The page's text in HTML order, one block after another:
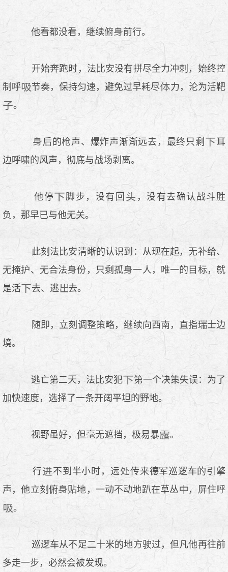
他看都没看，继续俯 前行。
开始奔跑时，法比安没有拼尽全力冲刺，始终控
制呼
节奏，保持匀速，避免过早耗尽
力，沦为活靶
。
后的枪声、爆炸声渐渐远去，最终只剩
耳
边呼啸的风声，彻底与战场剥离。
他停 脚步，没有回
，没有去确认战斗胜
负，那早已与他无关。
此刻法比安清晰的认识到：从现在起，无补给、
无掩护、无合法
份，只剩孤
一人，唯一的目标，就
是活
去、逃 去。
随即，立刻调整策略，继续向西南，直指瑞士边
境。
逃亡第二天，法比安犯
第一个决策失误：为了
加快速度，选择了一条开阔平坦的野地。
视野虽好，但毫无遮挡，极易暴 。
行 不到半小时，远
传来德军巡逻车的引擎
声，他立刻俯
贴地，一动不动地趴在草丛
，屏住呼
。
巡逻车从不足二十米的地方驶过，但凡他再往前
多走一步，必然会被发现。